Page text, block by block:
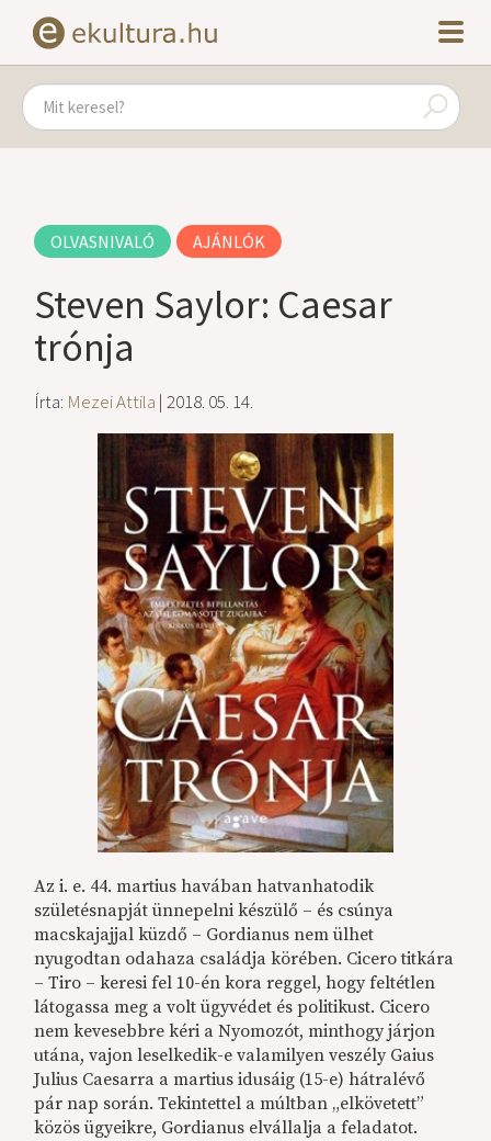
OLVASNIVALÓ AJÁNLÓK
Steven Saylor: Caesar
trónja
Írta: Mezei Attila | 2018. 05. 14.
Az i. e. 44. martius havában hatvanhatodik
születésnapját ünnepelni készülő – és csúnya
macskajajjal küzdő – Gordianus nem ülhet
nyugodtan odahaza családja körében. Cicero titkára
– Tiro – keresi fel 10-én kora reggel, hogy feltétlen
látogassa meg a volt ügyvédet és politikust. Cicero
nem kevesebbre kéri a Nyomozót, minthogy járjon
utána, vajon leselkedik-e valamilyen veszély Gaius
Julius Caesarra a martius idusáig (15-e) hátralévő
pár nap során. Tekintettel a múltban „elkövetett”
közös ügyeikre, Gordianus elvállalja a feladatot.